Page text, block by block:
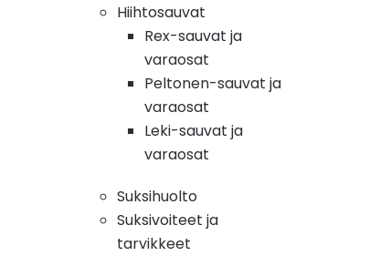
Hiihtosauvat
Rex-sauvat ja
varaosat
Peltonen-sauvat ja
varaosat
Leki-sauvat ja
varaosat
Suksihuolto
Suksivoiteet ja
tarvikkeet